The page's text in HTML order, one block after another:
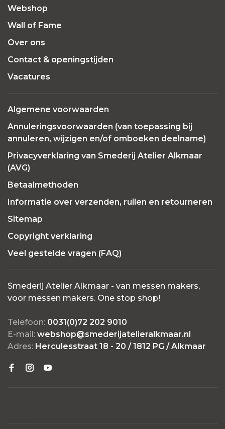
Webshop
Wall of Fame
Over ons
Contact & openingstijden
Vacatures
Algemene voorwaarden
Annuleringsvoorwaarden (van toepassing bij
annuleren, wijzigen en/of omboeken deelname)
Privacyverklaring van Smederij Atelier Alkmaar
(AVG)
Betaalmethoden
Informatie over verzenden, ruilen en retourneren
Sitemap
Copyright verklaring
Veel gestelde vragen (FAQ)
Smederij Atelier Alkmaar - van messen makers,
voor messen makers. One stop shop!
Telefoon: 0031(0)72 202 9010
E-mail: webshop@smederijatelieralkmaar.nl
Adres: Herculesstraat 18 - 20 / 1812 PG / Alkmaar